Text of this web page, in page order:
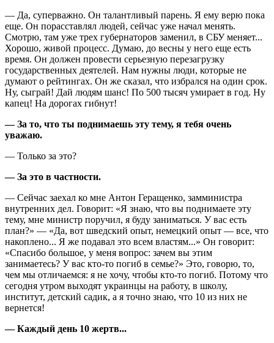
— Да, суперважно. Он талантливый парень. Я ему верю пока
еще. Он порасставлял людей, сейчас уже начал менять.
Смотрю, там уже трех губернаторов заменил, в СБУ меняет...
Хорошо, живой процесс. Думаю, до весны у него еще есть
время. Он должен провести серьезную перезагрузку
государственных деятелей. Нам нужны люди, которые не
думают о рейтингах. Он же сказал, что избрался на один срок.
Ну, сыграй! Дай людям шанс! По 500 тысяч умирает в год. Ну
капец! На дорогах гибнут!
— За то, что ты поднимаешь эту тему, я тебя очень
уважаю.
— Только за это?
— За это в частности.
— Сейчас заехал ко мне Антон Геращенко, замминистра
внутренних дел. Говорит: «Я знаю, что вы поднимаете эту
тему, мне министр поручил, я буду заниматься. У вас есть
план?» — «Да, вот шведский опыт, немецкий опыт — все, что
накоплено... Я же подавал это всем властям...» Он говорит:
«Спасибо большое, у меня вопрос: зачем вы этим
занимаетесь? У вас кто-то погиб в семье?» Это, говорю, то,
чем мы отличаемся: я не хочу, чтобы кто-то погиб. Потому что
сегодня утром выходят украинцы на работу, в школу,
институт, детский садик, а я точно знаю, что 10 из них не
вернется!
— Каждый день 10 жертв...